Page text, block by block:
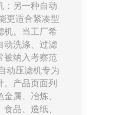
：另一种自动
更适合紧凑型
机。当工厂希
动洗涤、过滤
被纳入考察范
动压滤机专为
产品页面列
属、冶炼、
品、造纸、